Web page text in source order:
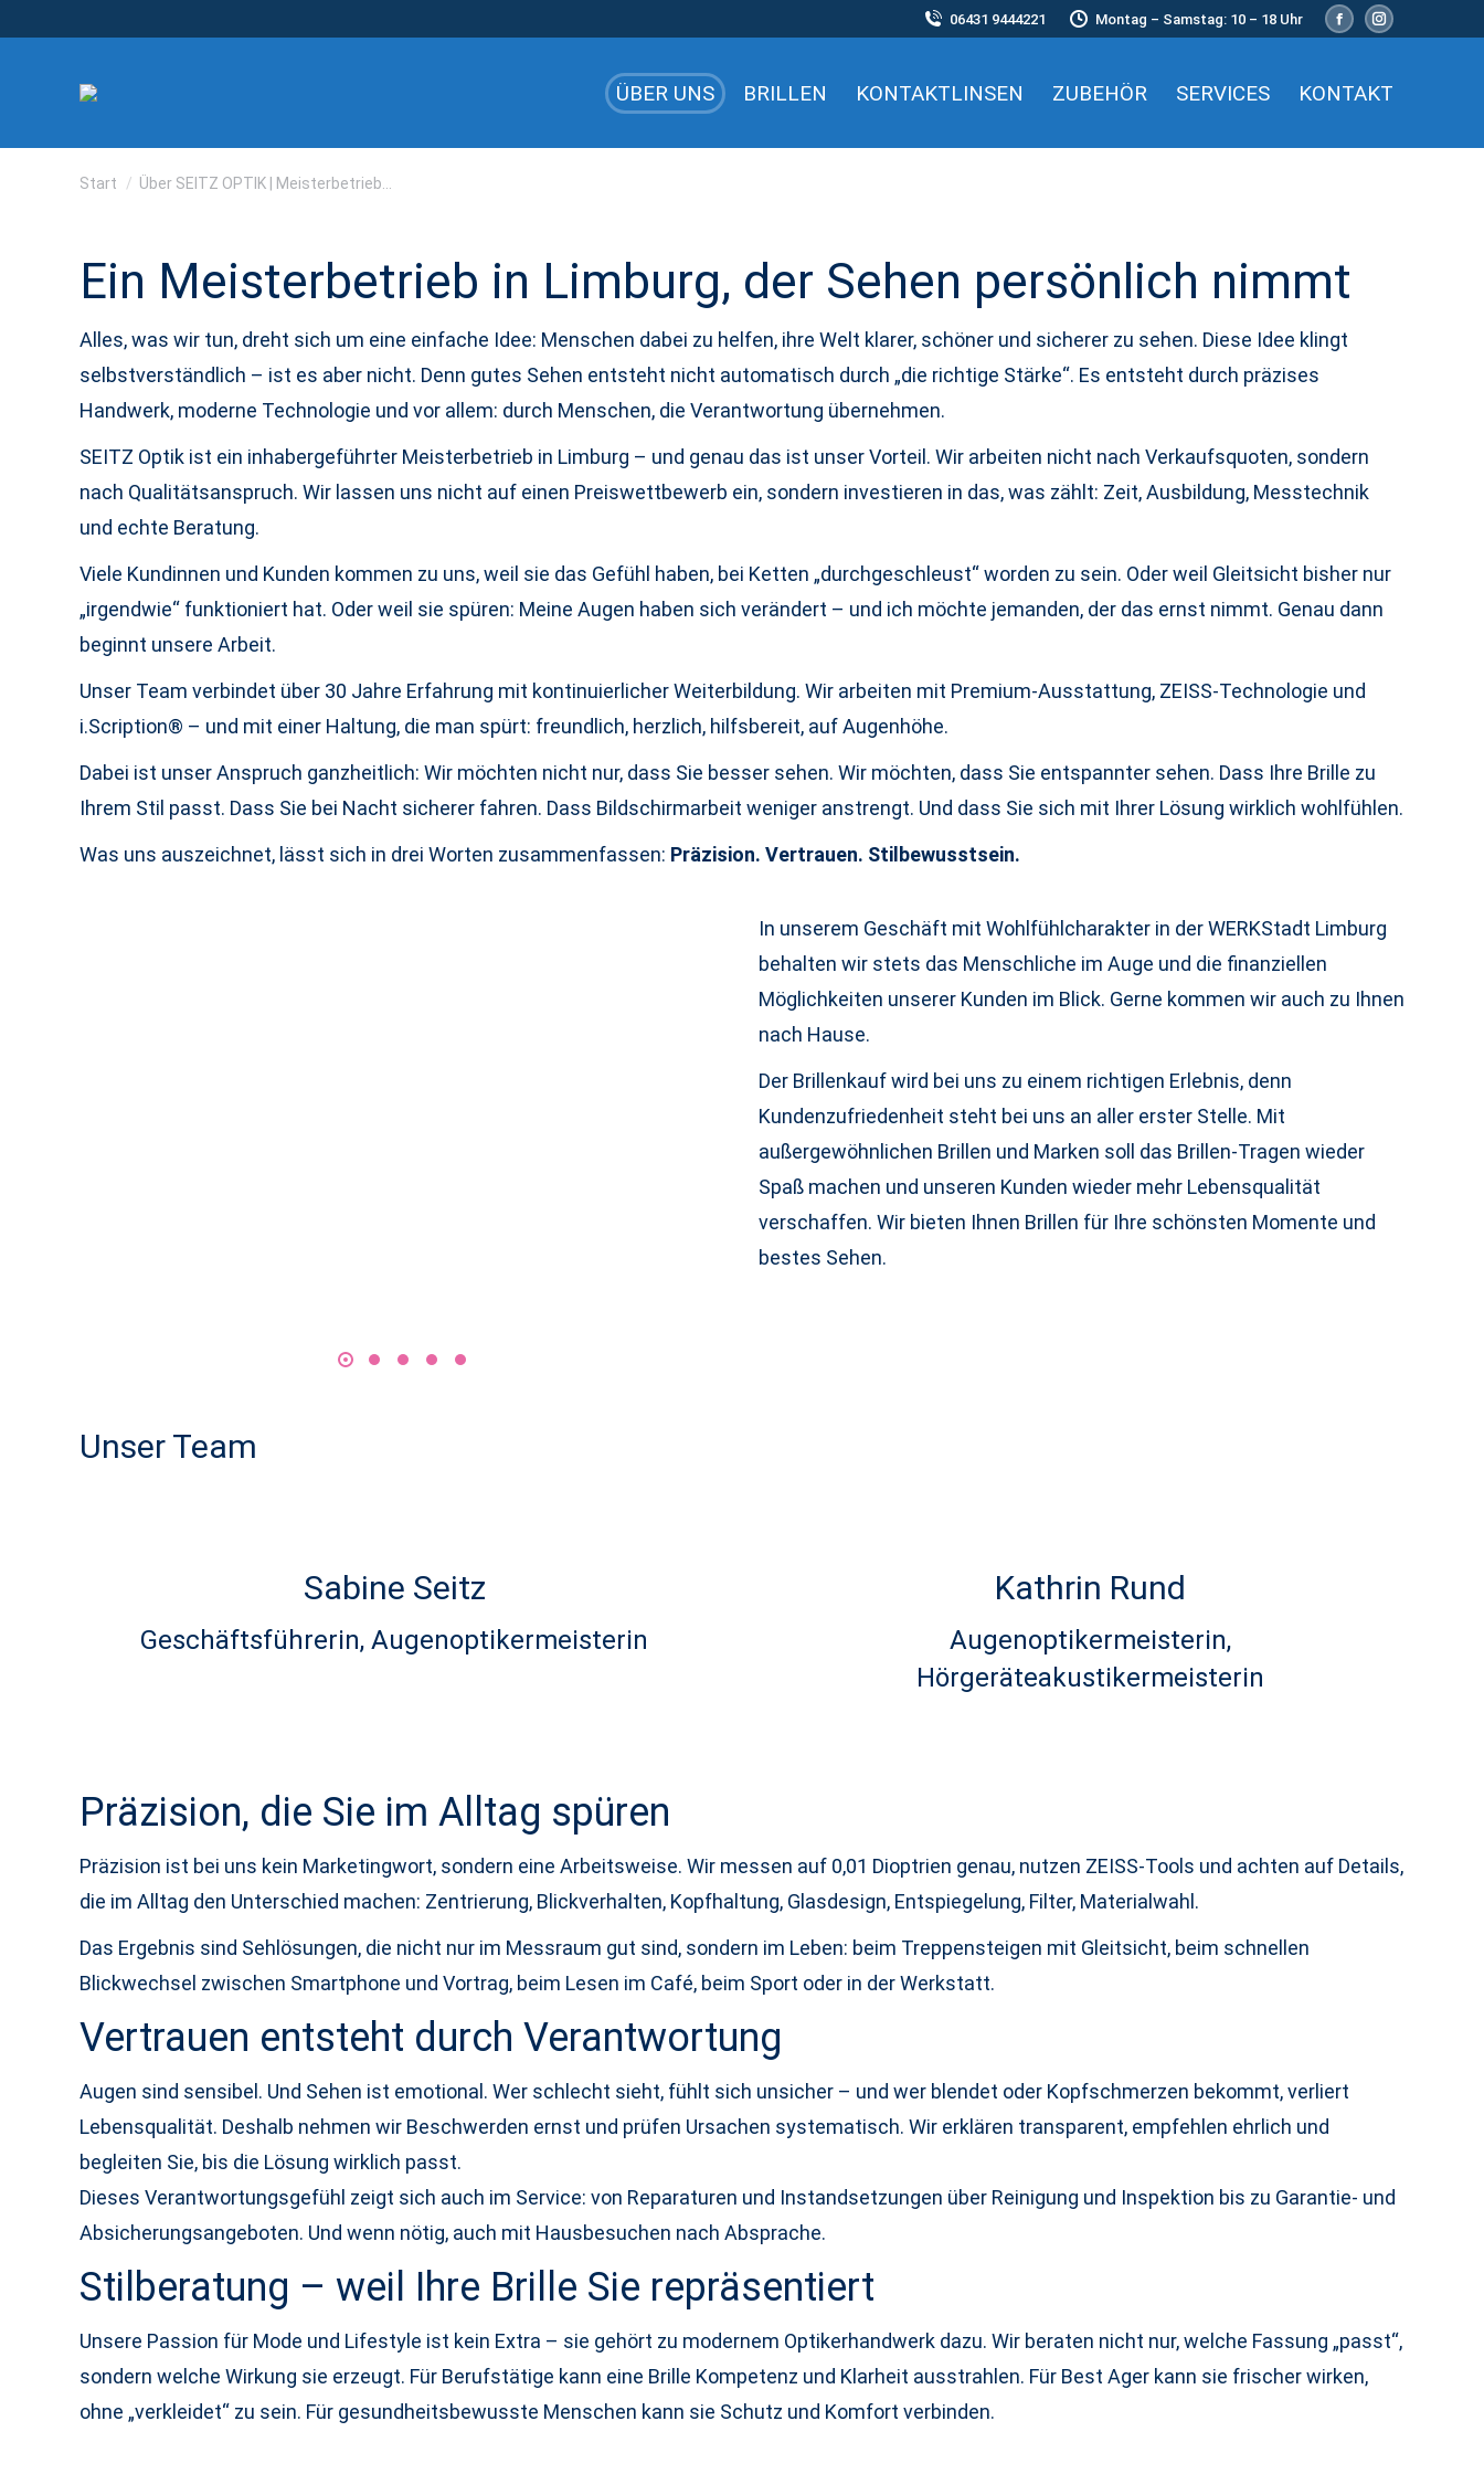
06431 9444221 Montag – Samstag: 10 – 18 Uhr
Facebook
opens
new
Instagram
opens
new
ÜBER UNS BRILLEN KONTAKTLINSEN ZUBEHÖR SERVICES KONTAKT
Sie befinden sich hier:
Start Über SEITZ OPTIK | Meisterbetrieb…
Ein Meisterbetrieb in Limburg, der Sehen persönlich nimmt
Alles, was wir tun, dreht sich um eine einfache Idee: Menschen dabei zu helfen, ihre Welt klarer, schöner und sicherer zu sehen. Diese Idee klingt
selbstverständlich – ist es aber nicht. Denn gutes Sehen entsteht nicht automatisch durch „die richtige Stärke“. Es entsteht durch präzises
Handwerk, moderne Technologie und vor allem: durch Menschen, die Verantwortung übernehmen.
SEITZ Optik ist ein inhabergeführter Meisterbetrieb in Limburg – und genau das ist unser Vorteil. Wir arbeiten nicht nach Verkaufsquoten, sondern
nach Qualitätsanspruch. Wir lassen uns nicht auf einen Preiswettbewerb ein, sondern investieren in das, was zählt: Zeit, Ausbildung, Messtechnik
und echte Beratung.
Viele Kundinnen und Kunden kommen zu uns, weil sie das Gefühl haben, bei Ketten „durchgeschleust“ worden zu sein. Oder weil Gleitsicht bisher nur
„irgendwie“ funktioniert hat. Oder weil sie spüren: Meine Augen haben sich verändert – und ich möchte jemanden, der das ernst nimmt. Genau dann
beginnt unsere Arbeit.
Unser Team verbindet über 30 Jahre Erfahrung mit kontinuierlicher Weiterbildung. Wir arbeiten mit Premium-Ausstattung, ZEISS-Technologie und
i.Scription® – und mit einer Haltung, die man spürt: freundlich, herzlich, hilfsbereit, auf Augenhöhe.
Dabei ist unser Anspruch ganzheitlich: Wir möchten nicht nur, dass Sie besser sehen. Wir möchten, dass Sie entspannter sehen. Dass Ihre Brille zu
Ihrem Stil passt. Dass Sie bei Nacht sicherer fahren. Dass Bildschirmarbeit weniger anstrengt. Und dass Sie sich mit Ihrer Lösung wirklich wohlfühlen.
Was uns auszeichnet, lässt sich in drei Worten zusammenfassen: Präzision. Vertrauen. Stilbewusstsein.
In unserem Geschäft mit Wohlfühlcharakter in der WERKStadt Limburg
behalten wir stets das Menschliche im Auge und die finanziellen
Möglichkeiten unserer Kunden im Blick. Gerne kommen wir auch zu Ihnen
nach Hause.
Der Brillenkauf wird bei uns zu einem richtigen Erlebnis, denn
Kundenzufriedenheit steht bei uns an aller erster Stelle. Mit
außergewöhnlichen Brillen und Marken soll das Brillen-Tragen wieder
Spaß machen und unseren Kunden wieder mehr Lebensqualität
verschaffen. Wir bieten Ihnen Brillen für Ihre schönsten Momente und
bestes Sehen.
Unser Team
Sabine Seitz
Geschäftsführerin, Augenoptikermeisterin
Kathrin Rund
Augenoptikermeisterin,
Hörgeräteakustikermeisterin
Präzision, die Sie im Alltag spüren
Präzision ist bei uns kein Marketingwort, sondern eine Arbeitsweise. Wir messen auf 0,01 Dioptrien genau, nutzen ZEISS-Tools und achten auf Details,
die im Alltag den Unterschied machen: Zentrierung, Blickverhalten, Kopfhaltung, Glasdesign, Entspiegelung, Filter, Materialwahl.
Das Ergebnis sind Sehlösungen, die nicht nur im Messraum gut sind, sondern im Leben: beim Treppensteigen mit Gleitsicht, beim schnellen
Blickwechsel zwischen Smartphone und Vortrag, beim Lesen im Café, beim Sport oder in der Werkstatt.
Vertrauen entsteht durch Verantwortung
Augen sind sensibel. Und Sehen ist emotional. Wer schlecht sieht, fühlt sich unsicher – und wer blendet oder Kopfschmerzen bekommt, verliert
Lebensqualität. Deshalb nehmen wir Beschwerden ernst und prüfen Ursachen systematisch. Wir erklären transparent, empfehlen ehrlich und
begleiten Sie, bis die Lösung wirklich passt.
Dieses Verantwortungsgefühl zeigt sich auch im Service: von Reparaturen und Instandsetzungen über Reinigung und Inspektion bis zu Garantie- und
Absicherungsangeboten. Und wenn nötig, auch mit Hausbesuchen nach Absprache.
Stilberatung – weil Ihre Brille Sie repräsentiert
Unsere Passion für Mode und Lifestyle ist kein Extra – sie gehört zu modernem Optikerhandwerk dazu. Wir beraten nicht nur, welche Fassung „passt“,
sondern welche Wirkung sie erzeugt. Für Berufstätige kann eine Brille Kompetenz und Klarheit ausstrahlen. Für Best Ager kann sie frischer wirken,
ohne „verkleidet“ zu sein. Für gesundheitsbewusste Menschen kann sie Schutz und Komfort verbinden.